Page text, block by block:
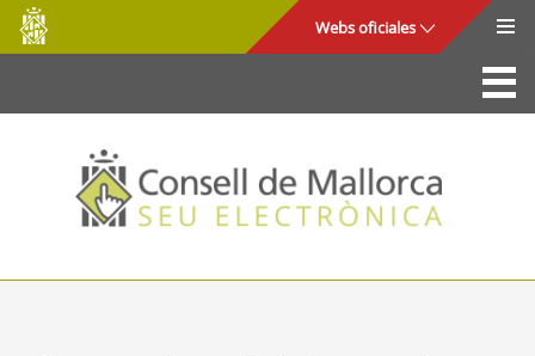
Saltar al contenido principal
Consell
de
Mallorca
Webs oficiales
La Sede
Consejo de Mallorca
Acceso y seguridad
Utilidades